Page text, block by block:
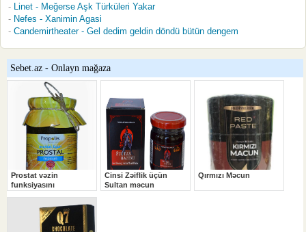
Linet - Meğerse Aşk Türküleri Yakar
Nefes - Xanimin Agasi
Candemirtheater - Gel dedim geldin döndü bütün dengem